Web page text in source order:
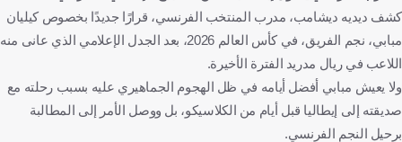
ريال مدريد
ريال أوفييدو الدوري الإسباني
فرنسا
السنغال
الولايات المتحدة إسبانيا
كشف ديديه ديشامب، مدرب المنتخب الفرنسي، قرارًا جديدًا بخصوص كيليان
مبابي، نجم الفريق، في كأس العالم 2026، بعد الجدل الإعلامي الذي عانى منه
اللاعب في ريال مدريد الفترة الأخيرة.
ولا يعيش مبابي أفضل أيامه في ظل الهجوم الجماهيري عليه بسبب رحلته مع
صديقته إلى إيطاليا قبل أيام من الكلاسيكو، بل ووصل الأمر إلى المطالبة
برحيل النجم الفرنسي.